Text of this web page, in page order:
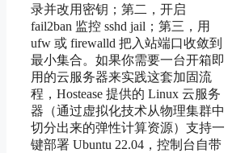
录并改用密钥；第二，开启
fail2ban 监控 sshd jail；第三，用
ufw 或 firewalld 把入站端口收敛到
最小集合。如果你需要一台开箱即
用的云服务器来实践这套加固流
程，Hostease 提供的 Linux 云服务
器（通过虚拟化技术从物理集群中
切分出来的弹性计算资源）支持一
键部署 Ubuntu 22.04，控制台自带